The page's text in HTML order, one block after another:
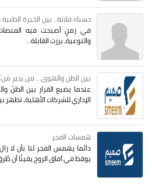
حسناء فلاتة.. بين الخبرة
في زمنٍ أصبحت فيه المنصات
والتوعية، برزت القابلة...
بين الظن والهوى... من يدير
عندما يضيع القرار بين
الإداري للشركات الأهلية، تظهر
همسات الفجر
دائما يهمس الفجر لنا بأن
يوقظ في آفاق الروح يقينًا أن